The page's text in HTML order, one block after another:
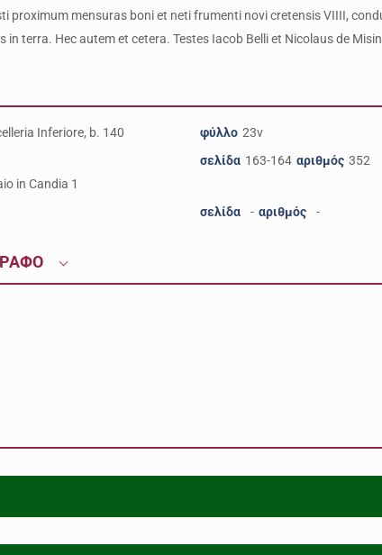
proximum mensuras boni et neti frumenti novi cretensis VIIII,
in terra. Hec autem et cetera. Testes Iacob Belli et Nicolaus de
Inferiore, b. 140 φύλλο 23v
in Candia 1
σελίδα 163-164 αριθμός 352
σελίδα - αριθμός -